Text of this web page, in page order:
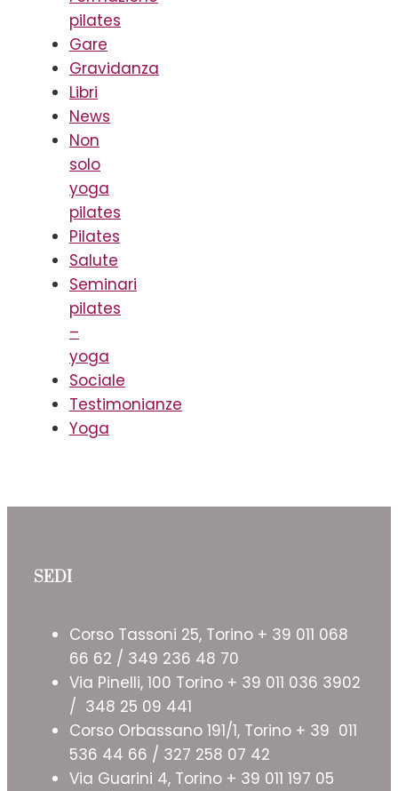
pilates
Gare
Gravidanza
Libri
News
Non
solo
yoga
pilates
Pilates
Salute
Seminari
pilates
–
yoga
Sociale
Testimonianze
Yoga
SEDI
Corso Tassoni 25, Torino + 39 011 068
66 62 / 349 236 48 70
Via Pinelli, 100 Torino + 39 011 036 3902
/ 348 25 09 441
Corso Orbassano 191/1, Torino + 39 011
536 44 66 / 327 258 07 42
Via Guarini 4, Torino + 39 011 197 05